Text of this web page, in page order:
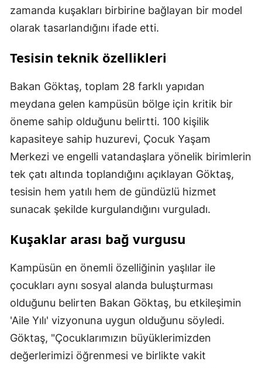
zamanda kuşakları birbirine bağlayan bir model
olarak tasarlandığını ifade etti.
Tesisin teknik özellikleri
Bakan Göktaş, toplam 28 farklı yapıdan
meydana gelen kampüsün bölge için kritik bir
öneme sahip olduğunu belirtti. 100 kişilik
kapasiteye sahip huzurevi, Çocuk Yaşam
Merkezi ve engelli vatandaşlara yönelik birimlerin
tek çatı altında toplandığını açıklayan Göktaş,
tesisin hem yatılı hem de gündüzlü hizmet
sunacak şekilde kurgulandığını vurguladı.
Kuşaklar arası bağ vurgusu
Kampüsün en önemli özelliğinin yaşlılar ile
çocukları aynı sosyal alanda buluşturması
olduğunu belirten Bakan Göktaş, bu etkileşimin
'Aile Yılı' vizyonuna uygun olduğunu söyledi.
Göktaş, "Çocuklarımızın büyüklerimizden
değerlerimizi öğrenmesi ve birlikte vakit